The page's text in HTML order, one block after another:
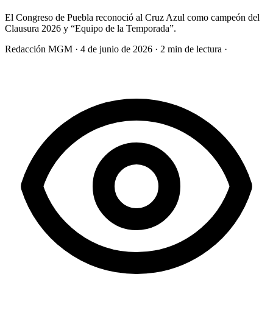
El Congreso de Puebla reconoció al Cruz Azul como campeón del
Clausura 2026 y “Equipo de la Temporada”.
Redacción MGM · 4 de junio de 2026 · 2 min de lectura ·